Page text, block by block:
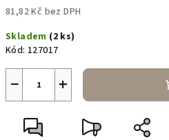
81,82 Kč bez DPH
cena:
Skladem (2 ks)
Kód: 127017
+
−